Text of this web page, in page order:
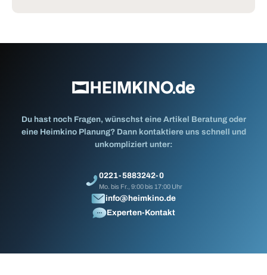
Du hast noch Fragen, wünschst eine Artikel Beratung oder
eine Heimkino Planung? Dann kontaktiere uns schnell und
unkompliziert unter:
0221-5883242-0
Mo. bis Fr., 9:00 bis 17:00 Uhr
info@heimkino.de
Experten-Kontakt